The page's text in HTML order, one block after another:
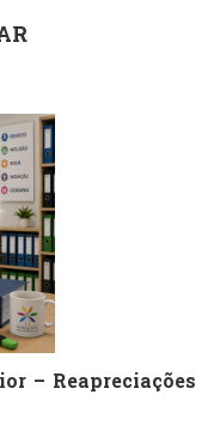
– Reapreciações